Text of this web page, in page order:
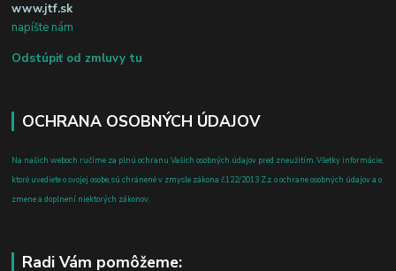
www.jtf.sk
napíšte nám
Odstúpiť od zmluvy tu
OCHRANA OSOBNÝCH ÚDAJOV
Na našich weboch ručíme za plnú ochranu Vašich osobných údajov pred zneužitím. Všetky informácie,
ktoré uvediete o svojej osobe, sú chránené v zmysle zákona č.122/2013 Z.z. o ochrane osobných údajov a o
zmene a doplnení niektorých zákonov.
Radi Vám pomôžeme: